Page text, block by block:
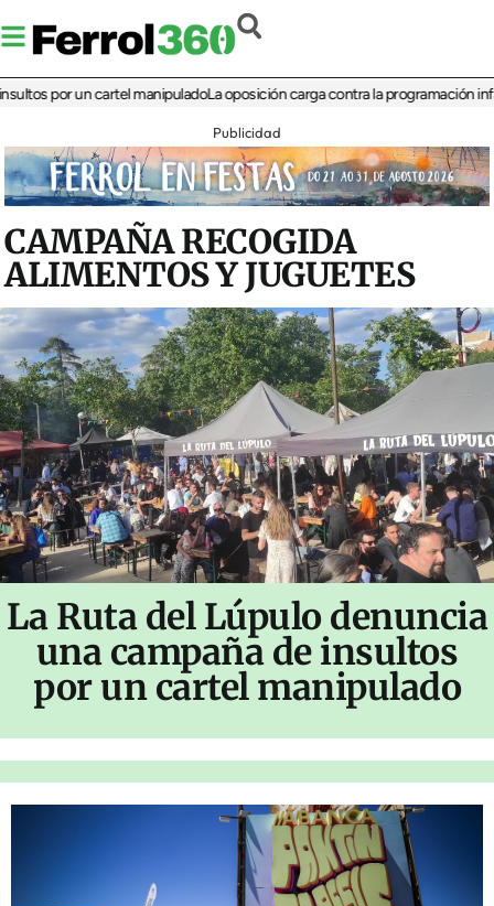
por un cartel manipuladoLa oposición carga contra la programación infantil
Publicidad
CAMPAÑA RECOGIDA
ALIMENTOS Y JUGUETES
La Ruta del Lúpulo denuncia
una campaña de insultos
por un cartel manipulado